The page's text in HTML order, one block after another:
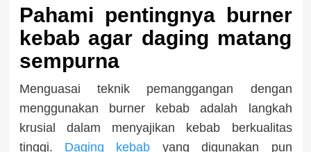
Pahami pentingnya burner
kebab agar daging matang
sempurna
Menguasai teknik pemanggangan dengan
menggunakan burner kebab adalah langkah
krusial dalam menyajikan kebab berkualitas
tinggi. Daging kebab
yang digunakan pun